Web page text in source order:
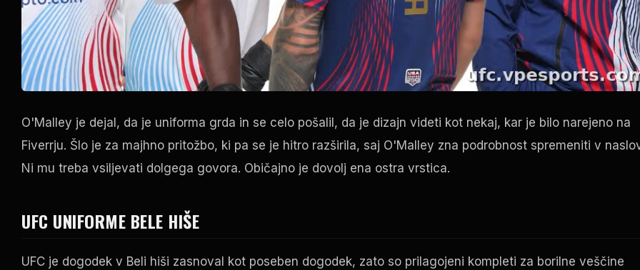
O'Malley je dejal, da je uniforma grda in se celo pošalil, da je dizajn videti kot nekaj, kar je bilo narejeno na
Fiverrju. Šlo je za majhno pritožbo, ki pa se je hitro razširila, saj O'Malley zna podrobnost spremeniti v
Ni mu treba vsiljevati dolgega govora. Običajno je dovolj ena ostra vrstica.
UFC UNIFORME BELE HIŠE
UFC je dogodek v Beli hiši zasnoval kot poseben dogodek, zato so prilagojeni kompleti za borilne veščine